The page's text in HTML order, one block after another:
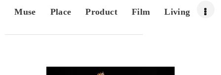
Muse Place Product Film Living